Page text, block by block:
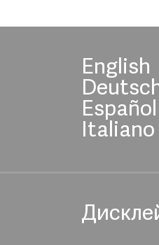
English
Español
Italiano